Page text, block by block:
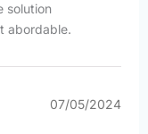
solution
abordable.
07/05/2024